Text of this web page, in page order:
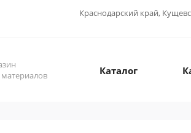
Краснодарский край,
Каталог